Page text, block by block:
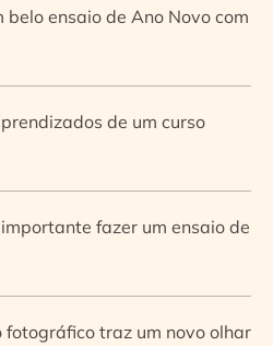
belo ensaio de Ano Novo com
de um curso
fazer um ensaio de
fotográfico traz um novo olhar